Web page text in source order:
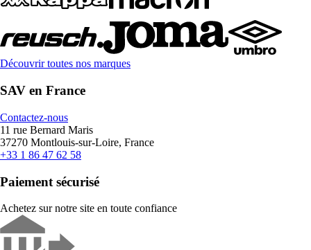
Découvrir toutes nos marques
SAV en France
Contactez-nous
11 rue Bernard Maris
37270 Montlouis-sur-Loire, France
+33 1 86 47 62 58
Paiement sécurisé
Achetez sur notre site en toute confiance